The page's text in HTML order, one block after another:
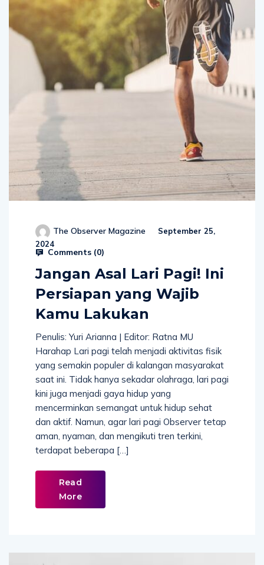
The Observer Magazine
September 25,
2024
Comments (0)
Jangan Asal Lari Pagi! Ini
Persiapan yang Wajib
Kamu Lakukan
Penulis: Yuri Arianna | Editor: Ratna MU
Harahap Lari pagi telah menjadi aktivitas fisik
yang semakin populer di kalangan masyarakat
saat ini. Tidak hanya sekadar olahraga, lari pagi
kini juga menjadi gaya hidup yang
mencerminkan semangat untuk hidup sehat
dan aktif. Namun, agar lari pagi Observer tetap
aman, nyaman, dan mengikuti tren terkini,
terdapat beberapa […]
Read
More